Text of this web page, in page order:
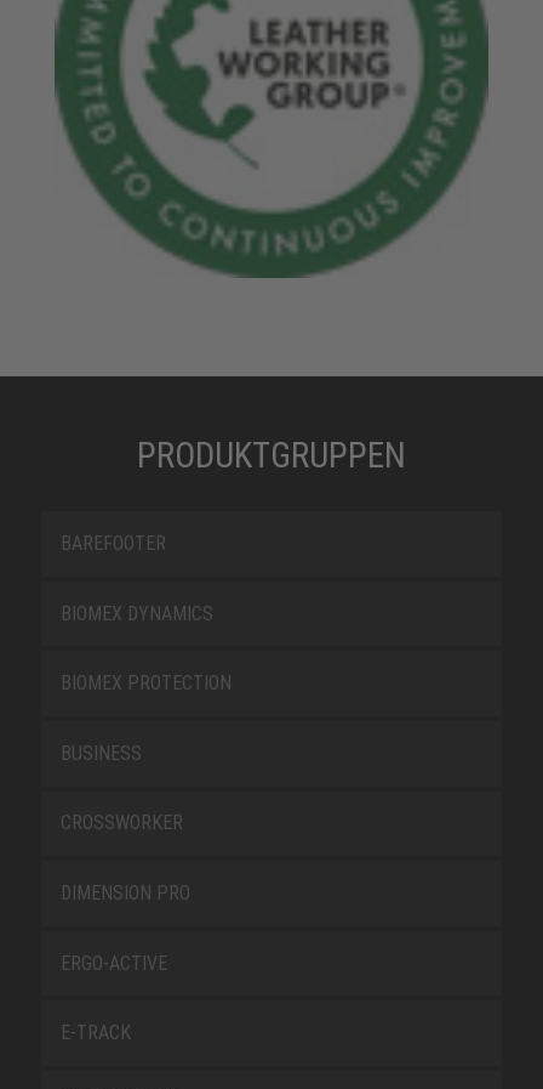
PRODUKTGRUPPEN
BAREFOOTER
BIOMEX DYNAMICS
BIOMEX PROTECTION
BUSINESS
CROSSWORKER
DIMENSION PRO
ERGO-ACTIVE
E-TRACK